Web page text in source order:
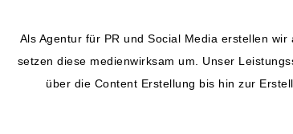
Als Agentur für PR und Social Media erstellen
setzen diese medienwirksam um. Unser
über die Content Erstellung bis hin zur